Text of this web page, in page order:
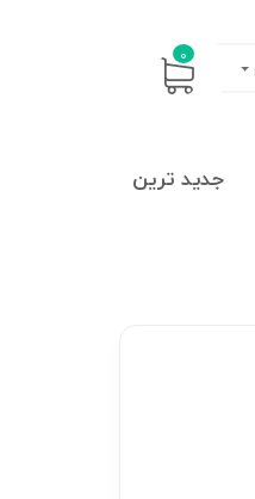
0
جدید ترین